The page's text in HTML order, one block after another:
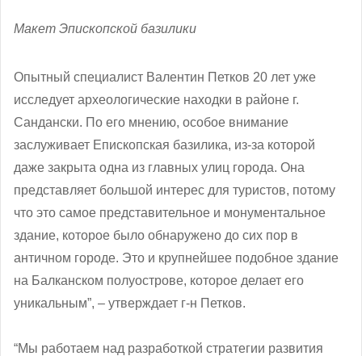
Макет Эпископской базилики
Опытный специалист Валентин Петков 20 лет уже
исследует археологические находки в районе г.
Сандански. По его мнению, особое внимание
заслуживает Епископская базилика, из-за которой
даже закрыта одна из главных улиц города. Она
представляет большой интерес для туристов, потому
что это самое представительное и монументальное
здание, которое было обнаружено до сих пор в
античном городе. Это и крупнейшее подобное здание
на Балканском полуострове, которое делает его
уникальным”, ‒ утверждает г-н Петков.
“Мы работаем над разработкой стратегии развития